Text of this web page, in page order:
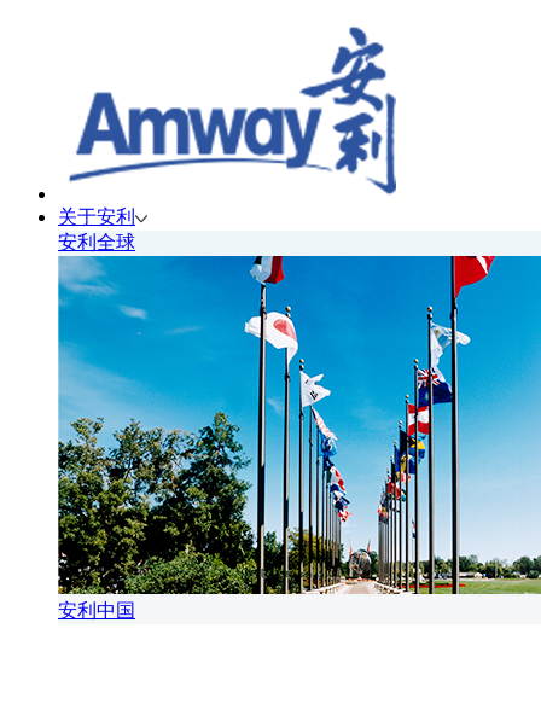
关于安利
安利全球
安利中国